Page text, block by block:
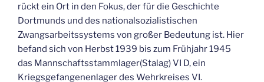
rückt ein Ort in den Fokus, der für die Geschichte
Dortmunds und des nationalsozialistischen
Zwangsarbeitssystems von großer Bedeutung ist. Hier
befand sich von Herbst 1939 bis zum Frühjahr 1945
das Mannschaftsstammlager(Stalag) VI D, ein
Kriegsgefangenenlager des Wehrkreises VI.